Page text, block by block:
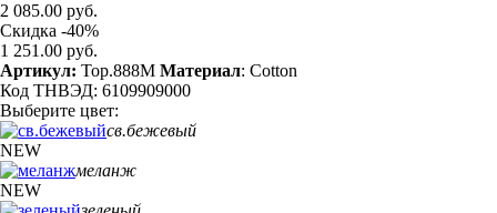
2 085.00 руб.
Скидка -40%
1 251.00 руб.
Артикул: Top.888M Материал: Cotton
Код ТНВЭД: 6109909000
Выберите цвет:
св.бежевый
NEW
меланж
NEW